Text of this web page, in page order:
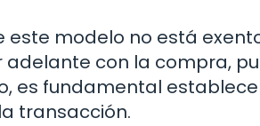
modelo no está
con la compra,
es fundamental
transacción.